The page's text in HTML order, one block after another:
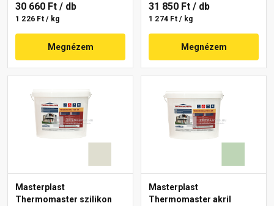
30 660 Ft / db
1 226 Ft / kg
Megnézem
31 850 Ft / db
1 274 Ft / kg
Megnézem
Masterplast
Thermomaster szilikon
Masterplast
Thermomaster akril